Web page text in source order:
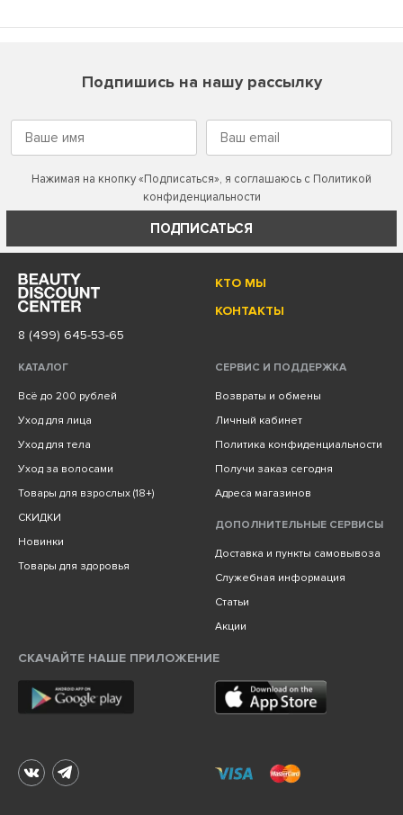
Подпишись на нашу рассылку
Нажимая на кнопку «Подписаться», я соглашаюсь с Политикой
конфиденциальности
ПОДПИСАТЬСЯ
КТО МЫ
КОНТАКТЫ
8 (499) 645-53-65
КАТАЛОГ
Всё до 200 рублей
Уход для лица
Уход для тела
Уход за волосами
Товары для взрослых (18+)
СКИДКИ
Новинки
Товары для здоровья
СЕРВИС И ПОДДЕРЖКА
Возвраты и обмены
Личный кабинет
Политика конфиденциальности
Получи заказ сегодня
Адреса магазинов
ДОПОЛНИТЕЛЬНЫЕ СЕРВИСЫ
Доставка и пункты самовывоза
Служебная информация
Статьи
Акции
СКАЧАЙТЕ НАШЕ ПРИЛОЖЕНИЕ